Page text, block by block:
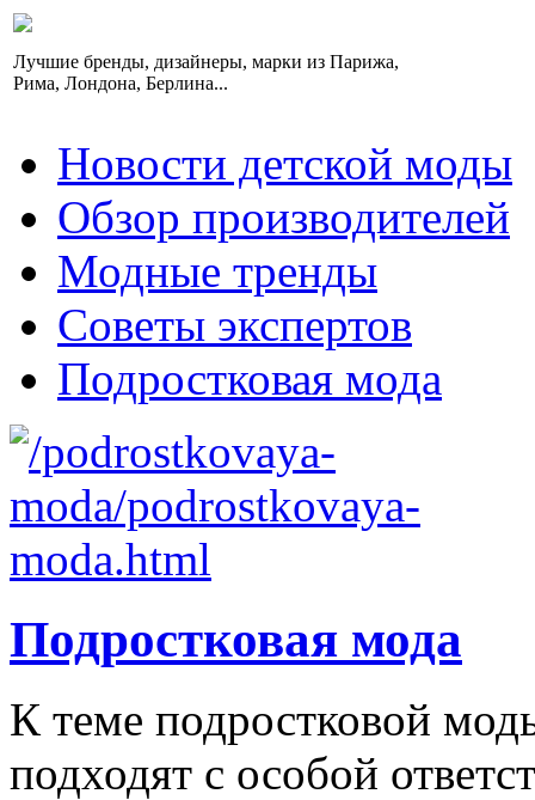
Лучшие бренды, дизайнеры, марки из Парижа,
Рима, Лондона, Берлина...
Новости детской моды
Обзор производителей
Модные тренды
Советы экспертов
Подростковая мода
Подростковая мода
К теме подростковой
подходят с особой